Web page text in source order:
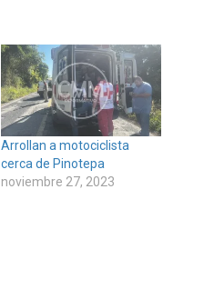
Arrollan a motociclista
cerca de Pinotepa
noviembre 27, 2023